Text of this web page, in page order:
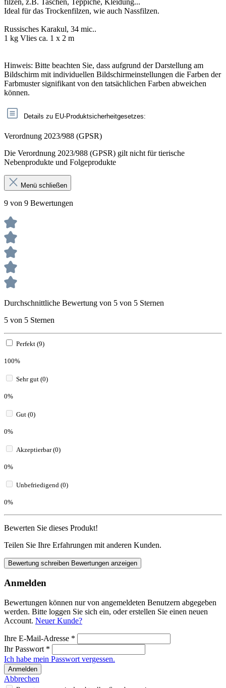
filzen, z.B. Taschen, Teppiche, Kleidung...
Ideal für das Trockenfilzen, wie auch Nassfilzen.
Russisches Karakul, 34 mic..
1 kg Vlies ca. 1 x 2 m
Hinweis: Bitte beachten Sie, dass aufgrund der Darstellung am
Bildschirm mit individuellen Bildschirmeinstellungen die Farben der
Farbmuster signifikant von den tatsächlichen Farben abweichen
können.
Details zu EU-Produktsicherheitgesetzes:
Verordnung 2023/988 (GPSR)
Die Verordnung 2023/988 (GPSR) gilt nicht für tierische
Nebenprodukte und Folgeprodukte
Menü schließen
9 von 9 Bewertungen
Durchschnittliche Bewertung von 5 von 5 Sternen
5 von 5 Sternen
Perfekt (9)
100%
Sehr gut (0)
0%
Gut (0)
0%
Akzeptierbar (0)
0%
Unbefriedigend (0)
0%
Bewerten Sie dieses Produkt!
Teilen Sie Ihre Erfahrungen mit anderen Kunden.
Bewertung schreiben Bewertungen anzeigen
Anmelden
Bewertungen können nur von angemeldeten Benutzern abgegeben
werden. Bitte loggen Sie sich ein, oder erstellen Sie einen neuen
Account. Neuer Kunde?
Ihre E-Mail-Adresse *
Ihr Passwort *
Ich habe mein Passwort vergessen.
Anmelden
Abbrechen